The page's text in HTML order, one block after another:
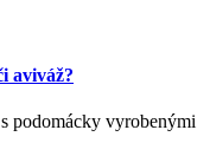
aviváž?
podomácky vyrobenými